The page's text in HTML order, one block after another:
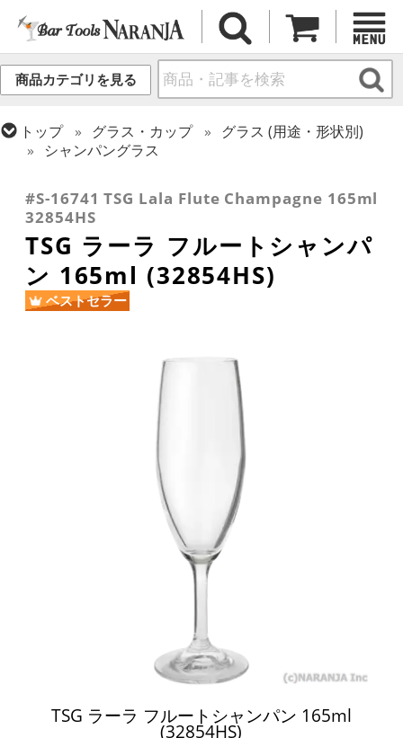
商品カテゴリを見る
トップ グラス・カップ
グラス (用途・形状別)
シャンパングラス
東洋佐々木ガラス
#S-16741 TSG Lala Flute Champagne 165ml
32854HS
TSG ラーラ フルートシャンパ
ン 165ml (32854HS)
ベストセラー
TSG ラーラ フルートシャンパン 165ml
(32854HS)